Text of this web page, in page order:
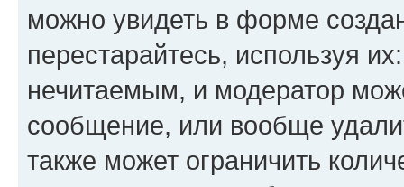
можно увидеть в форме
перестарайтесь, используя
нечитаемым, и модератор
сообщение, или вообще
также может ограничить